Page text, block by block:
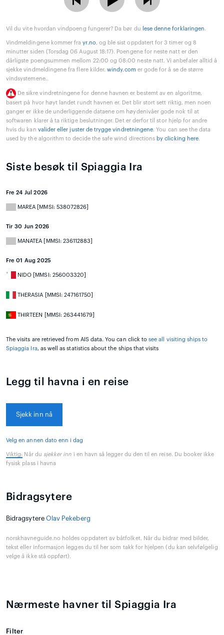
Vil du vite hvordan vindpoeng fungerer? Da bør du lese denne forklaringen.
Vindmeldingene kommer frayr.no, og ble sist oppdatert for 3 timer og 8
minutter siden (Torsdag 06 August 18:17). Poengene for neste natt er den
dårligste poengsummen mellom 22:00 og 08:00 neste natt. Vi anbefaler alltid å
sjekke vindmeldingene fra flere kilder.windy.comer gode for å se de større
vindsystemene..
De sikre vindretningene for denne havnen er bestemt av en algoritme,
basert på hvor høyt landet rundt havnen er. Det blir stort sett riktig, men noen
ganger er ikke de underliggende dataene om høydenivåer gode nok til at
softwaren klarer å ta riktige beslutninger. Det er derfor til stor hjelp for andre
hvis du kan valider eller juster de trygge vindretningene. You can see the data
used by the algorithm to decide the safe wind directions by clicking here.
Siste besøk til Spiaggia Ira
Fre 24 Jul 2026
MAREA [MMSI: 538072826]
Tir 30 Jun 2026
MANATEA [MMSI: 236112883]
Fre 01 Aug 2025
NIDO [MMSI: 256003320]
THERASIA [MMSI: 247161750]
THIRTEEN [MMSI: 263441679]
The visits are retrieved from AIS data. You can click tosee all visiting ships to
Spiaggia Ira, as well as statistics about the ships that visits
Legg til havna i en reise
Sjekk inn nå
Velg en annen dato enn i dag
Viktig: Når du sjekker inn i en havn så legger du den til en reise. Du booker ikke
fysisk plass i havna
Bidragsytere
Bidragsytere Olav Pekeberg
norskhavneguide.no holdes oppdatert av båtfolket. Når du bidrar med bilder,
tekst eller informasjon legges du til her som takk for hjelpen (du kan selvfølgelig
velge å ikke stå oppført).
Nærmeste havner til Spiaggia Ira
Filter